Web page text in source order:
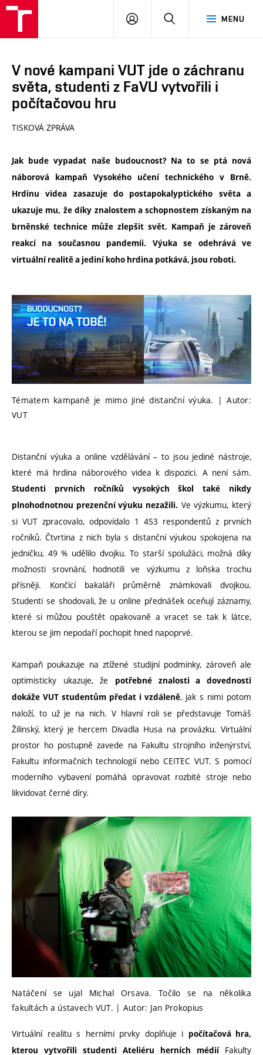
MENU
PŘIHLÁSIT
V nové kampani VUT jde o záchranu
světa, studenti z FaVU vytvořili i
počítačovou hru
TISKOVÁ ZPRÁVA
Jak bude vypadat naše budoucnost? Na to se ptá nová
náborová kampaň Vysokého učení technického v Brně.
Hrdinu videa zasazuje do postapokalyptického světa a
ukazuje mu, že díky znalostem a schopnostem získaným na
brněnské technice může zlepšit svět. Kampaň je zároveň
reakcí na současnou pandemii. Výuka se odehrává ve
virtuální realitě a jediní koho hrdina potkává, jsou roboti.
Tématem kampaně je mimo jiné distanční výuka. | Autor:
VUT
Distanční výuka a online vzdělávání – to jsou jediné nástroje,
které má hrdina náborového videa k dispozici. A není sám.
Studenti prvních ročníků vysokých škol také nikdy
plnohodnotnou prezenční výuku nezažili. Ve výzkumu, který
si VUT zpracovalo, odpovídalo 1 453 respondentů z prvních
ročníků. Čtvrtina z nich byla s distanční výukou spokojena na
jedničku, 49 % udělilo dvojku. To starší spolužáci, možná díky
možnosti srovnání, hodnotili ve výzkumu z loňska trochu
přísněji. Končící bakaláři průměrně známkovali dvojkou.
Studenti se shodovali, že u online přednášek oceňují záznamy,
které si můžou pouštět opakovaně a vracet se tak k látce,
kterou se jim nepodaří pochopit hned napoprvé.
Kampaň poukazuje na ztížené studijní podmínky, zároveň ale
optimisticky ukazuje, že potřebné znalosti a dovednosti
dokáže VUT studentům předat i vzdáleně, jak s nimi potom
naloží, to už je na nich. V hlavní roli se představuje Tomáš
Žilinský, který je hercem Divadla Husa na provázku. Virtuální
prostor ho postupně zavede na Fakultu strojního inženýrství,
Fakultu informačních technologií nebo CEITEC VUT. S pomocí
moderního vybavení pomáhá opravovat rozbité stroje nebo
likvidovat černé díry.
Natáčení se ujal Michal Orsava. Točilo se na několika
fakultách a ústavech VUT. | Autor: Jan Prokopius
Virtuální realitu s herními prvky doplňuje i počítačová hra,
kterou vytvořili studenti Ateliéru herních médií Fakulty